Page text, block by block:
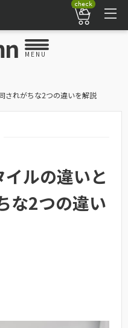
check
MENU
されがちな2つの違いを解説
ルの違いと
な2つの違い